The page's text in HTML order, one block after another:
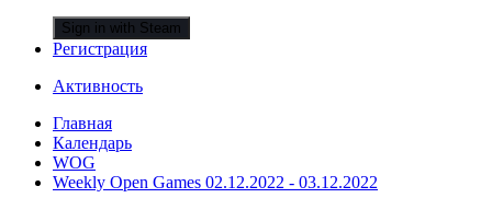
Sign in with Steam
Регистрация
Активность
Главная
Календарь
WOG
Weekly Open Games 02.12.2022 - 03.12.2022